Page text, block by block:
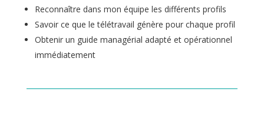
Reconnaître dans mon équipe les différents profils
Savoir ce que le télétravail génère pour chaque profil
Obtenir un guide managérial adapté et opérationnel
immédiatement